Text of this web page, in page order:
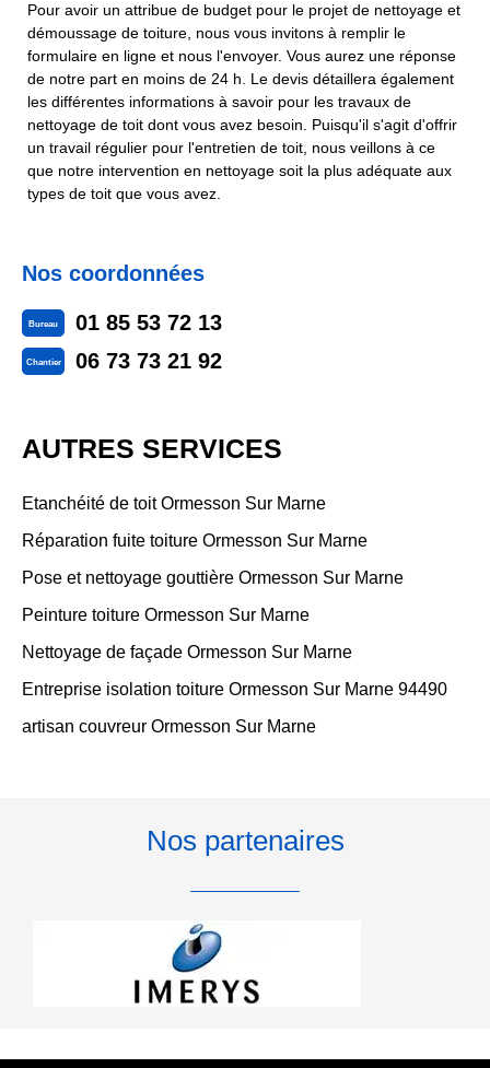
Pour avoir un attribue de budget pour le projet de nettoyage et
démoussage de toiture, nous vous invitons à remplir le
formulaire en ligne et nous l'envoyer. Vous aurez une réponse
de notre part en moins de 24 h. Le devis détaillera également
les différentes informations à savoir pour les travaux de
nettoyage de toit dont vous avez besoin. Puisqu'il s'agit d'offrir
un travail régulier pour l'entretien de toit, nous veillons à ce
que notre intervention en nettoyage soit la plus adéquate aux
types de toit que vous avez.
Nos coordonnées
Bureau 01 85 53 72 13
Chantier 06 73 73 21 92
AUTRES SERVICES
Etanchéité de toit Ormesson Sur Marne
Réparation fuite toiture Ormesson Sur Marne
Pose et nettoyage gouttière Ormesson Sur Marne
Peinture toiture Ormesson Sur Marne
Nettoyage de façade Ormesson Sur Marne
Entreprise isolation toiture Ormesson Sur Marne 94490
artisan couvreur Ormesson Sur Marne
Nos partenaires